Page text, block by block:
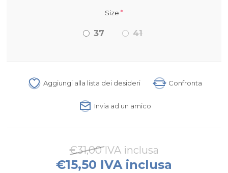
Size *
37 41
Aggiungi alla lista dei desideri Confronta
Invia ad un amico
€31,00 IVA inclusa
€15,50 IVA inclusa